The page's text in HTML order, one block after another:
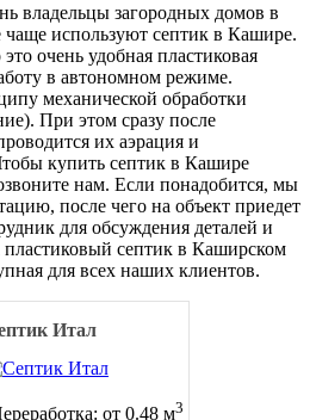
загородных домов в
чаще используют септик в Кашире.
очень удобная пластиковая
в автономном режиме.
механической обработки
При этом сразу после
их аэрация и
купить септик в Кашире
нам. Если понадобится, мы
после чего на объект приедет
для обсуждения деталей и
септик в Каширском
для всех наших клиентов.
Итал
от 0.48 м3